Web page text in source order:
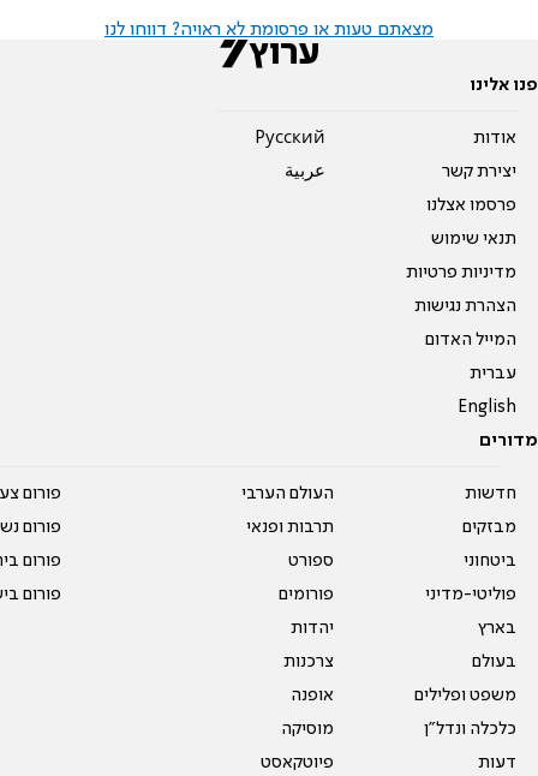
מצאתם טעות או פרסומת לא ראויה? דווחו לנו
פנו אלינו
אודות
יצירת קשר
פרסמו אצלנו
תנאי שימוש
מדיניות פרטיות
הצהרת נגישות
המייל האדום
עברית
English
Pусский
عربية
מדורים
חדשות
מבזקים
ביטחוני
פוליטי-מדיני
בארץ
בעולם
משפט ופלילים
כלכלה ונדל"ן
דעות
העולם הערבי
תרבות ופנאי
ספורט
פורומים
יהדות
צרכנות
אופנה
מוסיקה
פיוטקאסט
פורום
פורום
פורום
פורום